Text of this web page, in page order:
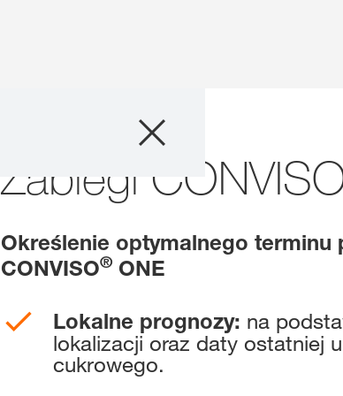
Doradztwo
Cyfrowe
myKWS
Zabiegi
Określenie optymalnego terminu
CONVISO® ONE
Lokalne prognozy: na
lokalizacji oraz daty ostatniej
cukrowego.